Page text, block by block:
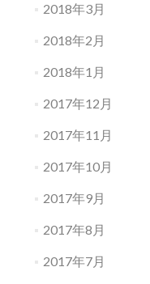
2018年3月
2018年2月
2018年1月
2017年12月
2017年11月
2017年10月
2017年9月
2017年8月
2017年7月